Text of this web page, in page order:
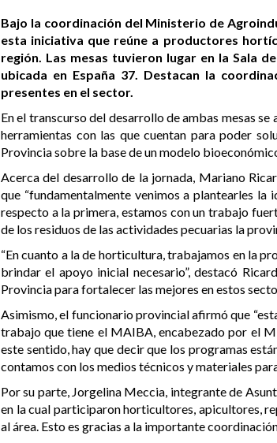
Bajo la coordinación del Ministerio de
esta iniciativa que reúne a productores
región. Las mesas tuvieron lugar en la Sala
ubicada en España 37. Destacan la
presentes en el sector.
En el transcurso del desarrollo de ambas mesas
herramientas con las que cuentan para poder
Provincia sobre la base de un modelo
Acerca del desarrollo de la jornada, Mariano
que “fundamentalmente venimos a plantearles
respecto a la primera, estamos con un trabajo
de los residuos de las actividades pecuarias la
“En cuanto a la de horticultura, trabajamos en la
brindar el apoyo inicial necesario”, destacó
Provincia para fortalecer las mejores en estos
Asimismo, el funcionario provincial afirmó que
trabajo que tiene el MAIBA, encabezado por el
este sentido, hay que decir que los programas
contamos con los medios técnicos y materiales
Por su parte, Jorgelina Meccia, integrante de
en la cual participaron horticultores, apicultores,
al área. Esto es gracias a la importante